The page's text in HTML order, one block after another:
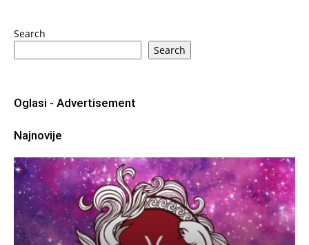
Search
Search
Oglasi - Advertisement
Najnovije